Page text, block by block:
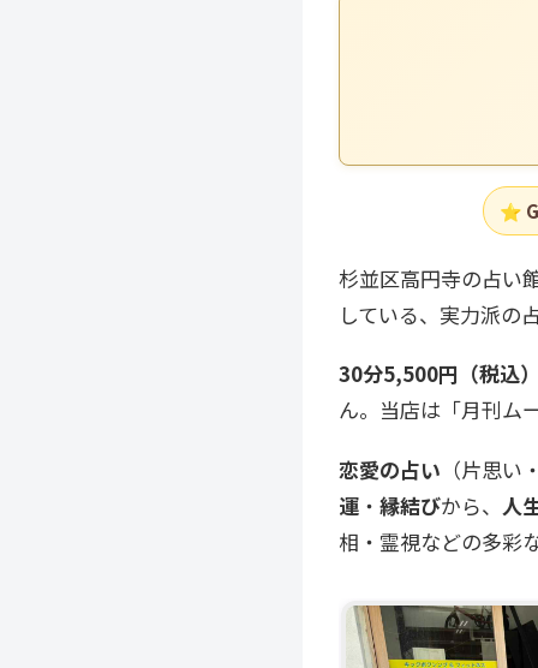
⭐
杉並区高円寺の占い
している、実力派の
30分5,500円（税込
ん。当店は「月刊ム
恋愛の占い （片思
運 ・ 縁結びから、 人
相・霊視などの多彩